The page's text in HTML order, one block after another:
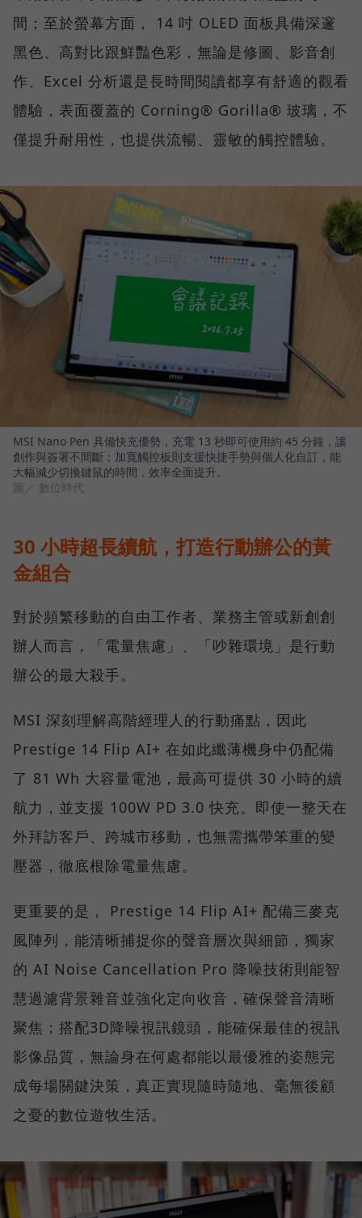
間；至於螢幕方面， 14 吋 OLED 面板具備深邃
黑色、高對比跟鮮豔色彩，無論是修圖、影音創
作、Excel 分析還是長時間閱讀都享有舒適的觀看
體驗，表面覆蓋的 Corning® Gorilla® 玻璃，不
僅提升耐用性，也提供流暢、靈敏的觸控體驗。
MSI Nano Pen 具備快充優勢，充電 13 秒即可使用約 45 分鐘，讓
創作與簽署不間斷；加寬觸控板則支援快捷手勢與個人化自訂，能
大幅減少切換鍵鼠的時間，效率全面提升。
圖／ 數位時代
30 小時超長續航，打造行動辦公的黃
金組合
對於頻繁移動的自由工作者、業務主管或新創創
辦人而言，「電量焦慮」、「吵雜環境」是行動
辦公的最大殺手。
MSI 深刻理解高階經理人的行動痛點，因此
Prestige 14 Flip AI+ 在如此纖薄機身中仍配備
了 81 Wh 大容量電池，最高可提供 30 小時的續
航力，並支援 100W PD 3.0 快充。即使一整天在
外拜訪客戶、跨城市移動，也無需攜帶笨重的變
壓器，徹底根除電量焦慮。
更重要的是， Prestige 14 Flip AI+ 配備三麥克
風陣列，能清晰捕捉你的聲音層次與細節，獨家
的 AI Noise Cancellation Pro 降噪技術則能智
慧過濾背景雜音並強化定向收音，確保聲音清晰
聚焦；搭配3D降噪視訊鏡頭，能確保最佳的視訊
影像品質，無論身在何處都能以最優雅的姿態完
成每場關鍵決策，真正實現隨時隨地、毫無後顧
之憂的數位遊牧生活。